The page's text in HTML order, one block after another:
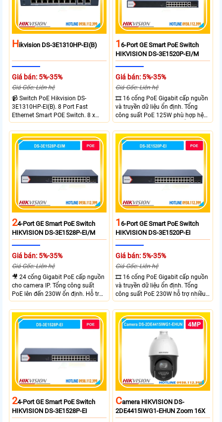
HIkvision DS-3E1310HP-EI(B)
Giá bán: 5%-35%
Giá Gốc: Liên hệ
📹 Switch PoE Hikvision DS-
3E1310HP-EI(B). 8 Port Fast
Ethernet Smart POE Switch. 8 x
10/100M PoE Ports, 2 x Gigabit
Uplink Ports.
16-Port GE Smart PoE Switch
HIKVISION DS-3E1520P-EI/M
Giá bán: 5%-35%
Giá Gốc: Liên hệ
🎞 16 cổng PoE Gigabit cấp nguồn
và truyền dữ liệu ổn định. Tổng
công suất PoE 125W phù hợp hệ
thống camera IP vừa. 2 cổng RJ45
Gigabit và 2 cổng quang SFP mở
rộng linh hoạt. Hỗ trợ truyền PoE
xa tối đa lên đến 300 mét.
24-Port GE Smart PoE Switch
HIKVISION DS-3E1528P-EI/M
Giá bán: 5%-35%
Giá Gốc: Liên hệ
🎥 24 cổng Gigabit PoE cấp nguồn
cho camera IP. Tổng công suất
PoE lên đến 230W ổn định. Hỗ trợ
truyền PoE xa đến 300 mét. Băng
thông chuyển mạch đạt 68 Gbps
mạnh mẽ.
16-Port GE Smart PoE Switch
HIKVISION DS-3E1520P-EI
Giá bán: 5%-35%
Giá Gốc: Liên hệ
🎞 16 cổng PoE Gigabit cấp nguồn
và truyền dữ liệu ổn định. Tổng
công suất PoE 230W hỗ trợ nhiều
thiết bị cùng lúc. Tốc độ chuyển
mạch 68Gbps đảm bảo hiệu suất
cao ổn định. Hỗ trợ truyền PoE xa
lên đến 300m cho hệ thống
24-Port GE Smart PoE Switch
HIKVISION DS-3E1528P-EI
CAmera HIKVISION DS-
2DE4415IWG1-EHUN Zoom 16X